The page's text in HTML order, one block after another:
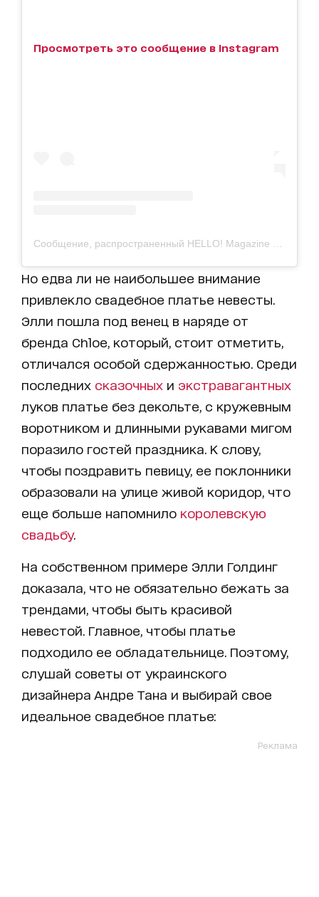
Просмотреть это сообщение в Instagram
Но едва ли не наибольшее внимание
привлекло свадебное платье невесты.
Элли пошла под венец в наряде от
бренда Chloe, который, стоит отметить,
отличался особой сдержанностью. Среди
последних сказочных и экстравагантных
луков платье без декольте, с кружевным
воротником и длинными рукавами мигом
поразило гостей праздника. К слову,
чтобы поздравить певицу, ее поклонники
образовали на улице живой коридор, что
еще больше напомнило королевскую
свадьбу.
На собственном примере Элли Голдинг
доказала, что не обязательно бежать за
трендами, чтобы быть красивой
невестой. Главное, чтобы платье
подходило ее обладательнице. Поэтому,
слушай советы от украинского
дизайнера Андре Тана и выбирай свое
идеальное свадебное платье:
Реклама